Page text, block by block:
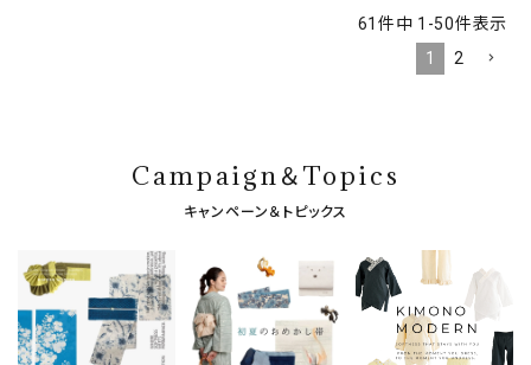
61 件中 1 -50件表示
1
2
Campaign＆Topics
キャンペーン＆トピックス